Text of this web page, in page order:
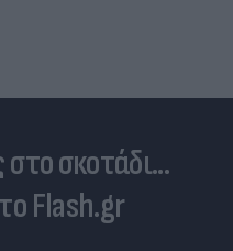
στο σκοτάδι...
Flash.gr